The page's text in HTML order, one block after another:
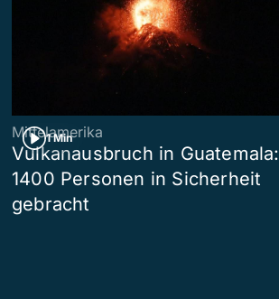
1 Min
Mittelamerika
Vulkanausbruch in Guatemala:
1400 Personen in Sicherheit
gebracht